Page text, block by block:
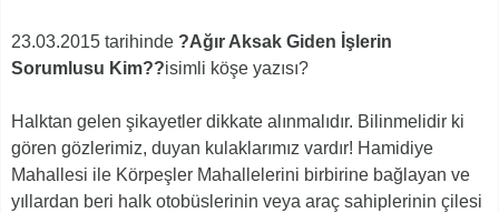
23.03.2015 tarihinde ?Ağır Aksak Giden İşlerin
Sorumlusu Kim??isimli köşe yazısı?
Halktan gelen şikayetler dikkate alınmalıdır. Bilinmelidir ki
gören gözlerimiz, duyan kulaklarımız vardır! Hamidiye
Mahallesi ile Körpeşler Mahallelerini birbirine bağlayan ve
yıllardan beri halk otobüslerinin veya araç sahiplerinin çilesi